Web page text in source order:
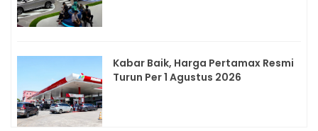
Kabar Baik, Harga Pertamax Resmi
Turun Per 1 Agustus 2026